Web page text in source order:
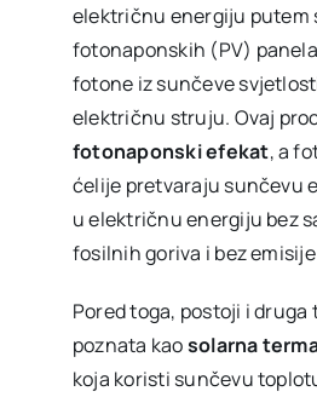
električnu energiju putem
fotonaponskih (PV)
fotone iz sunčeve
električnu struju. Ovaj
fotonaponski efekat, a
ćelije pretvaraju sunčevu
u električnu energiju bez
fosilnih goriva i bez
Pored toga, postoji i druga
poznata kaosolarna
koja koristi sunčevu